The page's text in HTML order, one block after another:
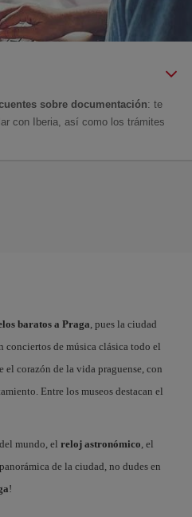
sobre documentación: te
con Iberia, así como los trámites
baratos a Praga, pues la ciudad
conciertos de música clásica todo el
corazón de la vida praguense, con
Entre los museos destacan el
mundo, el reloj astronómico, el
de la ciudad, no dudes en
!